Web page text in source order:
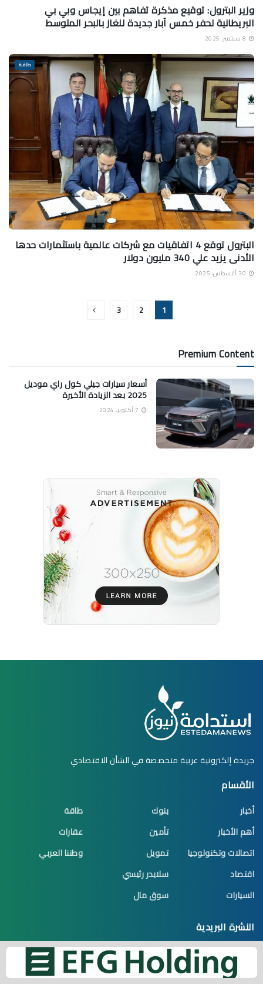
وزير البترول: توقيع مذكرة تفاهم بين إيجاس وبي بي
البريطانية لحفر خمس آبار جديدة للغاز بالبحر المتوسط
طاقة
البترول توقع 4 اتفاقيات مع شركات عالمية باستثمارات حدها
الأدنى يزيد علي 340 مليون دولار
1
2
3
Premium Content
أسعار سيارات جيلي كول راي موديل
2025 بعد الزيادة الأخيرة
جريدة إلكترونية عربية متخصصة في الشأن الاقتصادي
الأقسام
أخبار
أهم الأخبار
اتصالات وتكنولوجيا
اقتصاد
السيارات
بنوك
تأمين
تمويل
سلايدر رئيسي
سوق مال
طاقة
عقارات
وطننا العربي
النشرة البريدية
اشترك الآن تكن أول من يصله جديد الموضوعات
البريد الإلكتروني